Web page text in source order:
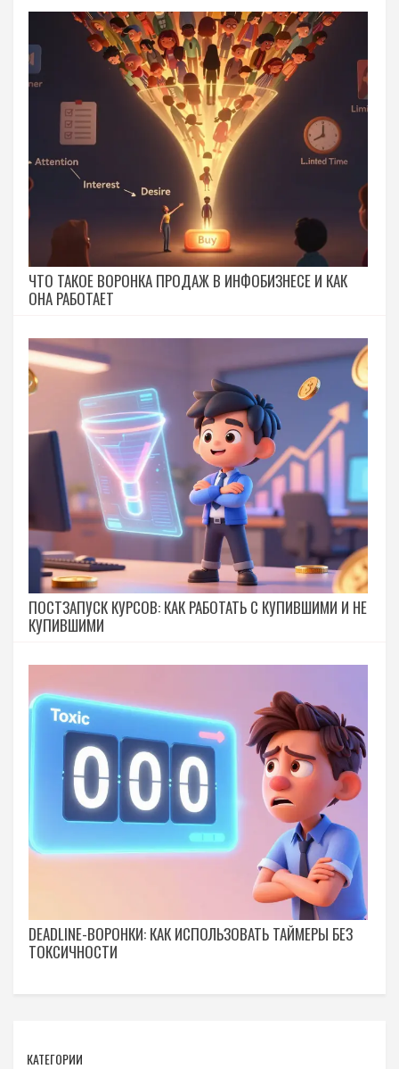
ЧТО ТАКОЕ ВОРОНКА ПРОДАЖ В ИНФОБИЗНЕСЕ И КАК
ОНА РАБОТАЕТ
ПОСТЗАПУСК КУРСОВ: КАК РАБОТАТЬ С КУПИВШИМИ И НЕ
КУПИВШИМИ
DEADLINE-ВОРОНКИ: КАК ИСПОЛЬЗОВАТЬ ТАЙМЕРЫ БЕЗ
ТОКСИЧНОСТИ
КАТЕГОРИИ